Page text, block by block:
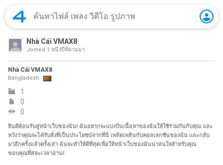
Nhà Cái VMAX8
Joined 1 หนึ่งปีที่ผ่านมา
Nhà Cái VMAX8
Bangladesh
1
0
0
ยินดีต้อนรับสู่หน้าเว็บของฉัน! ฉันอยากจะแบ่งปันเนื้อหาของฉันให้ใช้ร่วมกันกับคุณ และ
หวังว่าคุณจะได้รับสิ่งที่เป็นประโยชน์จากที่นี่ เพลิดเพลินกับคอลเลกชันของฉัน และกลับ
มาอีกครั้งแล้วครั้งเล่า ฉันจะทำให้ดีที่สุดเพื่อให้หน้าเว็บของฉันน่าสนใจสำหรับคุณ
ขอบคุณที่สละเวลาอ่าน!